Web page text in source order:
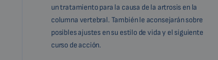
un tratamiento para la causa de la artrosis en la
columna vertebral. También le aconsejarán sobre
posibles ajustes en su estilo de vida y el siguiente
curso de acción.